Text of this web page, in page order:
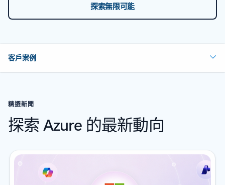
探索無限可能
客戶案例
精選新聞
探索 Azure 的最新動向